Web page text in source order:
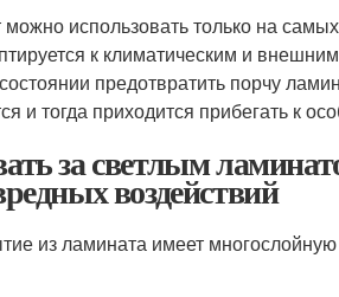
использовать только на
к климатическим и
предотвратить порчу
и тогда приходится прибегать к
за светлым
воздействий
из ламината имеет